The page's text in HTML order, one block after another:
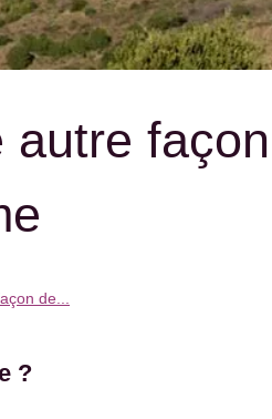
autre
de...
?